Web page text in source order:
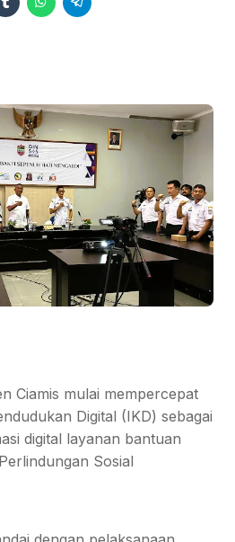
Ciamis mulai mempercepat
Digital (IKD) sebagai
digital layanan bantuan
Sosial